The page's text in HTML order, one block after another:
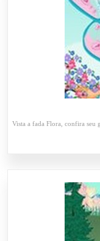
Vista a fada Flora, confira seu